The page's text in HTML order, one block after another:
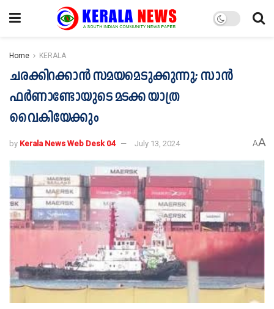
Home KERALA
ചരക്കിറക്കാൻ സമയമെടുക്കുന്നു; സാൻ
ഫർണാണ്ടോയുടെ മടക്ക യാത്ര
വൈകിയേക്കും
by Kerala News Web Desk 04 July 13, 2024 AA